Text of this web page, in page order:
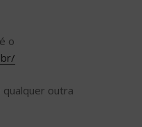
o
qualquer outra